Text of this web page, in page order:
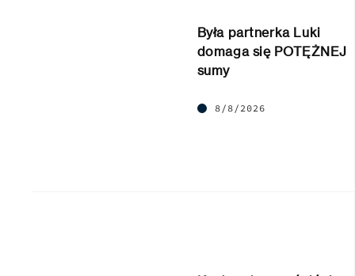
Była partnerka Luki
domaga się POTĘŻNEJ
sumy
8/8/2026